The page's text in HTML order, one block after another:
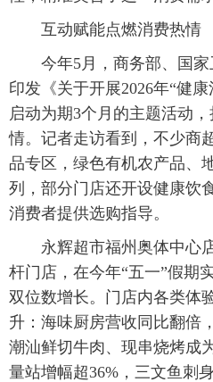
互动赋能点燃消费热情
今年5月，商务部、国家
印发《关于开展2026年“健
启动为期3个月的主题活动
情。记者走访看到，不少商
品专区，绿色有机农产品、
列，部分门店还开设健康饮
消费者提供选购指导。
永辉超市福州奥体中心店
杆门店，在今年“五一”假期
双位数增长。门店内各类体
升：海味厨房营收同比翻倍
潮汕鲜切牛肉、现串烧烤成
量站增幅超36%，三文鱼刺